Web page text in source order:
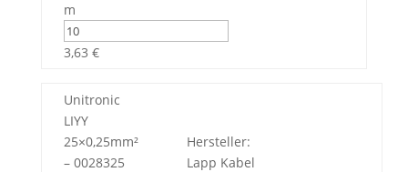
m
3,63 €
Unitronic
LIYY
25×0,25mm²
– 0028325
Hersteller:
Lapp Kabel